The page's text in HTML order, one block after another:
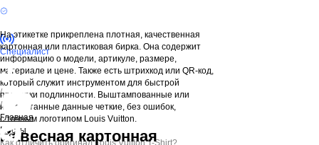
Специалист
/
/
Главная
Посты
Как отличить оригинал Louis Vuitton T-Shirt?
На этикетке прикреплена плотная, качественная
картонная или пластиковая бирка. Она содержит
информацию о модели, артикуле, размере,
материале и цене. Также есть штрихкод или QR-код,
который служит инструментом для быстрой
проверки подлинности. Выштампованные или
напечатанные данные четкие, без ошибок,
с точным логотипом Louis Vuitton.
Навесная картонная